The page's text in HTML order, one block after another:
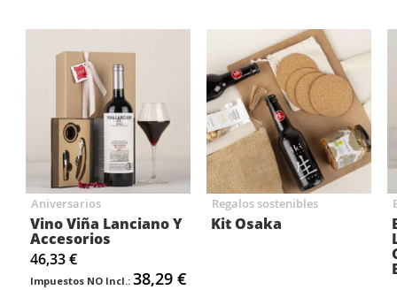
Aniversarios
Vino Viña Lanciano Y
Accesorios
46,33 €
38,29 €
Regalos sostenibles
Kit Osaka